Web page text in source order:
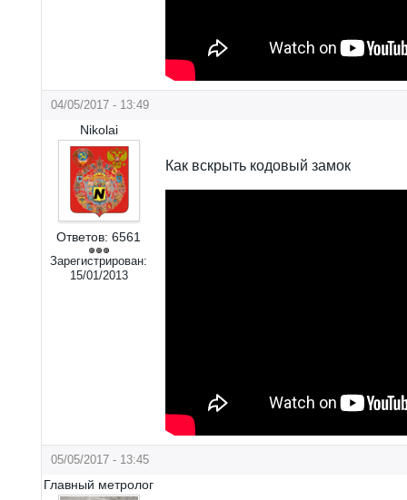
04/05/2017 - 13:49
Nikolai
Ответов: 6561
Зарегистрирован:
15/01/2013
Как вскрыть кодовый замок
05/05/2017 - 13:45
Главный метролог